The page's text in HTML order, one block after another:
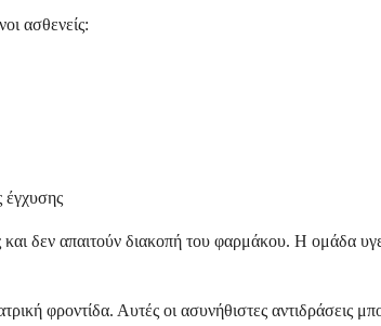
ασθενείς:
έγχυσης
δεν απαιτούν διακοπή του φαρμάκου. Η ομάδα
φροντίδα. Αυτές οι ασυνήθιστες αντιδράσεις